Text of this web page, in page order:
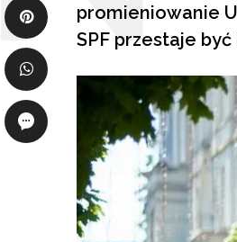
promieniowanie
SPF przestaje